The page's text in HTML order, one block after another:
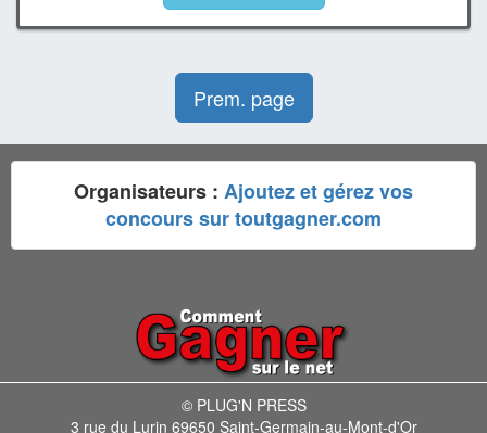
Prem. page
Organisateurs : Ajoutez et gérez vos
concours sur toutgagner.com
© PLUG'N PRESS
3 rue du Lurin 69650 Saint-Germain-au-Mont-d'Or